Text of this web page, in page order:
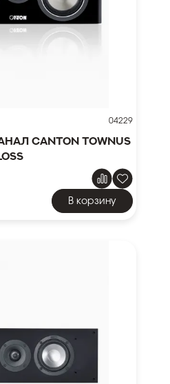
04229
Canton TOWNUS
В корзину